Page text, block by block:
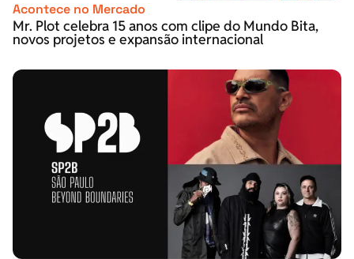
Acontece no Mercado
Mr. Plot celebra 15 anos com clipe do Mundo Bita,
novos projetos e expansão internacional